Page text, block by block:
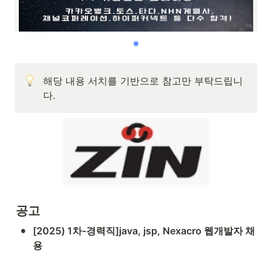
해당 내용 서치를 기반으로 참고만 부탁드립니
다.
공고
•
[2025) 1차-경력직]java, jsp, Nexacro 웹개발자 채
용